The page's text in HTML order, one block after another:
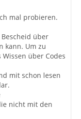
mal probieren.
über
kann. Um zu
über Codes
mit schon lesen
nicht mit den